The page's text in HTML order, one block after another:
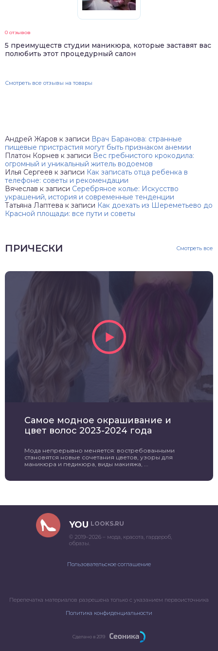
0 отзывов
5 преимуществ студии маникюра, которые заставят вас
полюбить этот процедурный салон
Смотреть все отзывы на товары
Андрей Жаров к записи Врач Баранова: странные
пищевые пристрастия могут быть признаком анемии
Платон Корнев к записи Вес гребнистого крокодила:
огромный и уникальный житель водоемов
Илья Сергеев к записи Как записать отца ребенка в
телефоне: советы и рекомендации
Вячеслав к записи Серебряное колье: Искусство
украшений, история и современные тенденции
Татьяна Лаптева к записи Как доехать из Шереметьево до
Красной площади: все пути и советы
ПРИЧЕСКИ Смотреть все
Самое модное окрашивание и
цвет волос 2023-2024 года
Мода непрерывно меняется: востребованными
становятся новые сочетания цветов, узоры для
маникюра и педикюра, виды макияжа, ...
YOU LOOKS.RU
© 2019–2026 – мода, красота, гардероб,
образы.
Пользовательское соглашение
Перепечатка материалов разрешена только с указанием первоисточника
Политика конфиденциальности
Сделано в 2019